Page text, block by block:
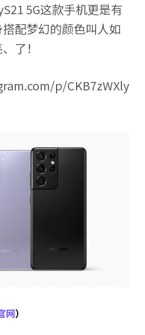
5G这款手机更是有
配梦幻的颜色叫人如
了！
p/CKB7zWXly
网）